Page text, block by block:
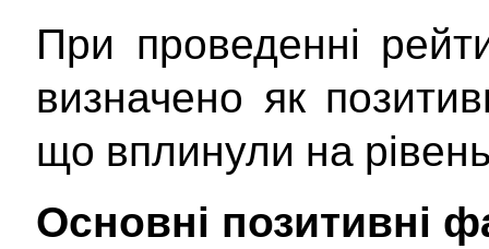
При проведенні
визначено як
що вплинули на
Основні позитивні